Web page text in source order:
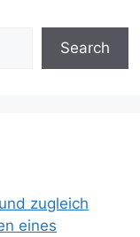
Search
zugleich
eines